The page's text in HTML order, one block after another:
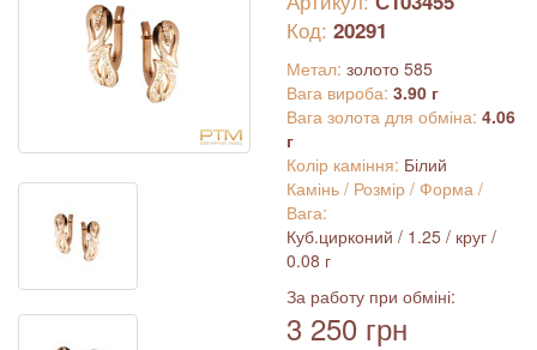
Код: 20291
Метал: золото 585
Вага вироба: 3.90 г
Вага золота для обміна: 4.06
г
Колір каміння: Білий
Камінь / Розмір / Форма /
Вага:
Куб.цирконий / 1.25 / круг /
0.08 г
За работу при обміні:
3 250 грн